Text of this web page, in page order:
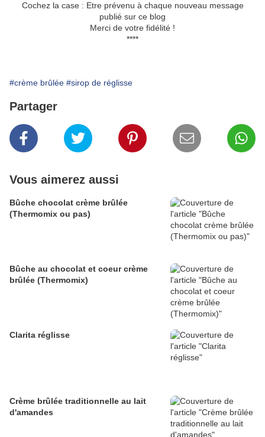
Cochez la case : Etre prévenu à chaque nouveau message
publié sur ce blog
Merci de votre fidélité !
****
#crème brûlée #sirop de réglisse
Partager
Vous aimerez aussi
Bûche chocolat crème brûlée
(Thermomix ou pas)
Bûche au chocolat et coeur crème
brûlée (Thermomix)
Clarita réglisse
Crème brûlée traditionnelle au lait
d'amandes